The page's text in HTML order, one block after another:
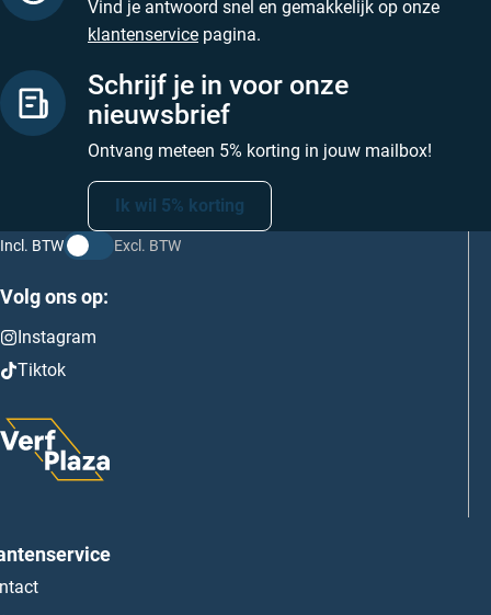
Vind je antwoord snel en gemakkelijk op onze
klantenservice pagina.
Schrijf je in voor onze
nieuwsbrief
Ontvang meteen 5% korting in jouw mailbox!
Ik wil 5% korting
Incl. BTW Excl. BTW
Volg ons op:
Instagram
Tiktok